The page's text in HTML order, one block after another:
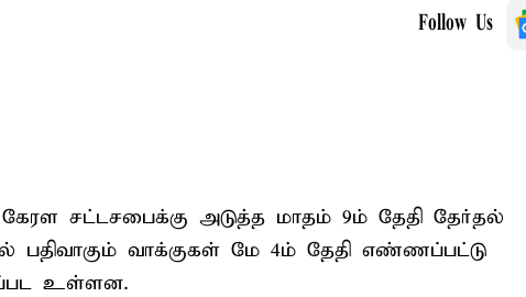
Follow Us
சட்டசபைக்கு அடுத்த மாதம் 9ம் தேதி தேர்தல்
பதிவாகும் வாக்குகள் மே 4ம் தேதி எண்ணப்பட்டு
உள்ளன.